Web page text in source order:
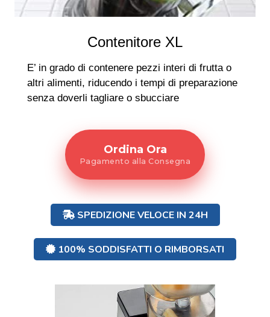
Contenitore XL
E’ in grado di contenere pezzi interi di frutta o
altri alimenti, riducendo i tempi di preparazione
senza doverli tagliare o sbucciare
Ordina Ora
Pagamento alla Consegna
SPEDIZIONE VELOCE IN 24H
100% SODDISFATTI O RIMBORSATI